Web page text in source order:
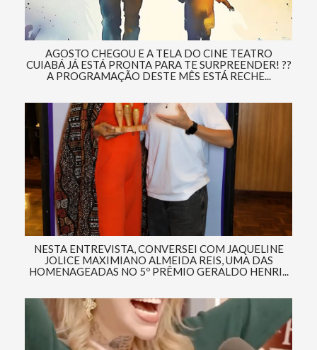
AGOSTO CHEGOU E A TELA DO CINE TEATRO
CUIABÁ JÁ ESTÁ PRONTA PARA TE SURPREENDER! ??
A PROGRAMAÇÃO DESTE MÊS ESTÁ RECHE...
NESTA ENTREVISTA, CONVERSEI COM JAQUELINE
JOLICE MAXIMIANO ALMEIDA REIS, UMA DAS
HOMENAGEADAS NO 5º PRÊMIO GERALDO HENRI...